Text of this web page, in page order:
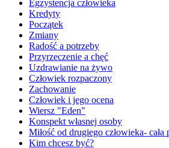
Egzystencja człowieka
Kredyty
Początek
Zmiany
Radość a potrzeby
Przyrzeczenie a chęć
Uzdrawianie na żywo
Człowiek rozpaczony
Zachowanie
Człowiek i jego ocena
Wiersz "Eden"
Konspekt własnej osoby
Miłość od drugiego człowieka- cała
Kim chcesz być?